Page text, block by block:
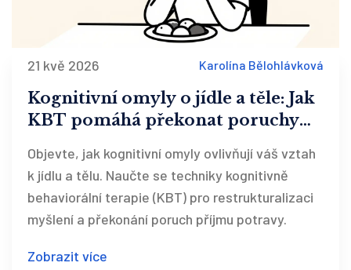
21 kvě 2026 Karolína Bělohlávková
Kognitivní omyly o jídle a těle: Jak
KBT pomáhá překonat poruchy
Objevte, jak kognitivní omyly ovlivňují váš vztah
k jídlu a tělu. Naučte se techniky kognitivně
behaviorální terapie (KBT) pro restrukturalizaci
myšlení a překonání poruch příjmu potravy.
Zobrazit více